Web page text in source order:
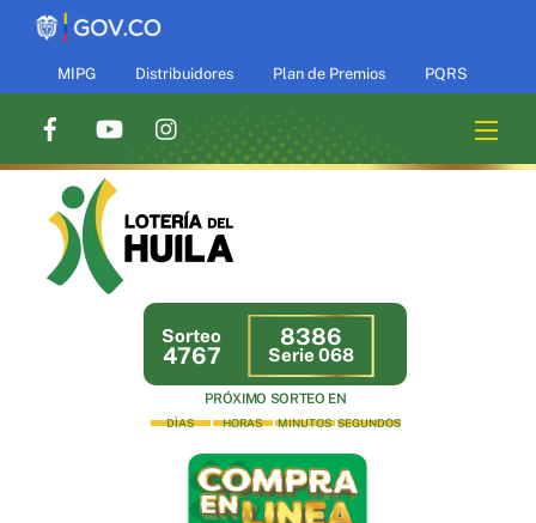
Skip
contentMIPG Distribuidores Plan de Premios PQRS
Sorteo
4767
8386
Serie 068
PRÓXIMO SORTEO EN
DÌAS HORAS MINUTOS SEGUNDOS